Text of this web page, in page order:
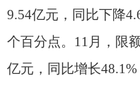
120.3%。
（五）财政收入持续
公共预算收入完成6.98亿